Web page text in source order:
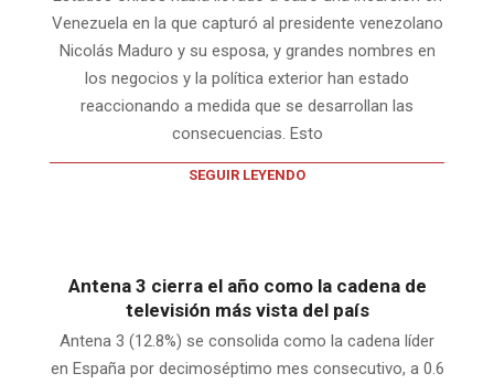
Venezuela en la que capturó al presidente venezolano
Nicolás Maduro y su esposa, y grandes nombres en
los negocios y la política exterior han estado
reaccionando a medida que se desarrollan las
consecuencias. Esto
SEGUIR LEYENDO
Antena 3 cierra el año como la cadena de
televisión más vista del país
Antena 3 (12.8%) se consolida como la cadena líder
en España por decimoséptimo mes consecutivo, a 0.6